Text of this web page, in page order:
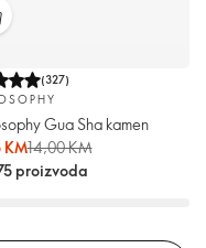
(327)
Gua Sha kamen
KM14,00 KM
proizvoda